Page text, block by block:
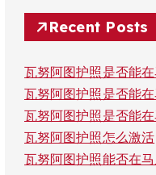
Recent Posts
瓦努阿图护照是否能
瓦努阿图护照是否能
瓦努阿图护照是否能
瓦努阿图护照怎么激活
瓦努阿图护照能否在